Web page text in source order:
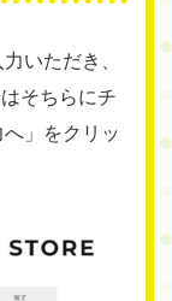
いただき、
そちらにチ
」をクリッ